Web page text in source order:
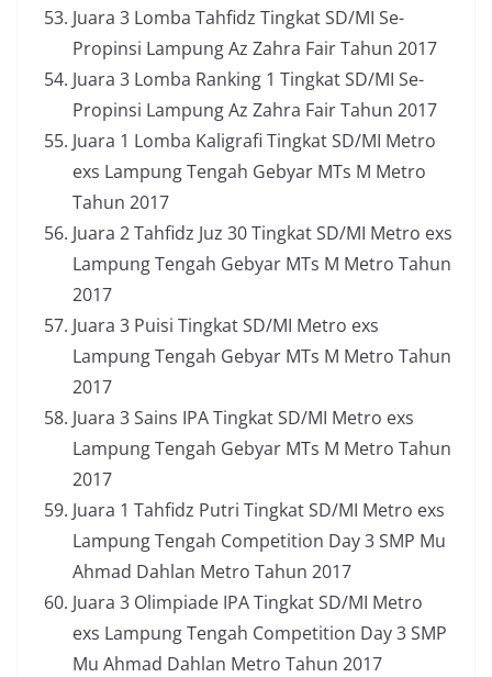
Juara 3 Lomba Tahfidz Tingkat SD/MI Se-
Propinsi Lampung Az Zahra Fair Tahun 2017
Juara 3 Lomba Ranking 1 Tingkat SD/MI Se-
Propinsi Lampung Az Zahra Fair Tahun 2017
Juara 1 Lomba Kaligrafi Tingkat SD/MI Metro
exs Lampung Tengah Gebyar MTs M Metro
Tahun 2017
Juara 2 Tahfidz Juz 30 Tingkat SD/MI Metro exs
Lampung Tengah Gebyar MTs M Metro Tahun
2017
Juara 3 Puisi Tingkat SD/MI Metro exs
Lampung Tengah Gebyar MTs M Metro Tahun
2017
Juara 3 Sains IPA Tingkat SD/MI Metro exs
Lampung Tengah Gebyar MTs M Metro Tahun
2017
Juara 1 Tahfidz Putri Tingkat SD/MI Metro exs
Lampung Tengah Competition Day 3 SMP Mu
Ahmad Dahlan Metro Tahun 2017
Juara 3 Olimpiade IPA Tingkat SD/MI Metro
exs Lampung Tengah Competition Day 3 SMP
Mu Ahmad Dahlan Metro Tahun 2017